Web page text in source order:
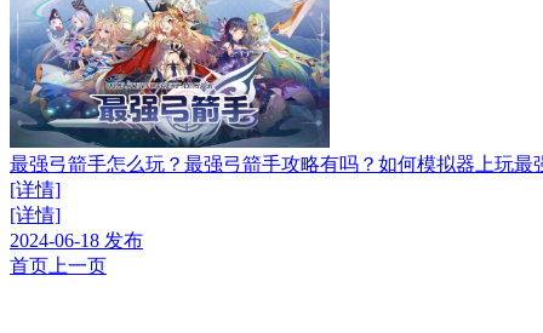
最强弓箭手怎么玩？最强弓箭手攻略有吗？如何模拟器上玩最
[详情]
[详情]
2024-06-18 发布
首页 上一页